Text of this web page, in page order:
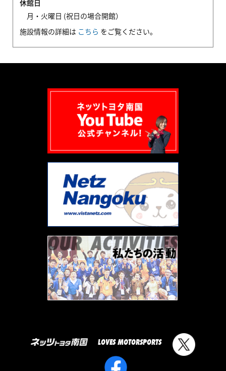
休館日
月・火曜日 (祝日の場合開館）
施設情報の詳細は こちら をご覧ください。
LOVES MOTORSPORTS